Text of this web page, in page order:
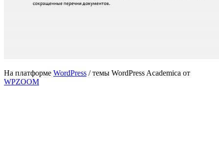
На платформе WordPress / темы WordPress Academica от
WPZOOM